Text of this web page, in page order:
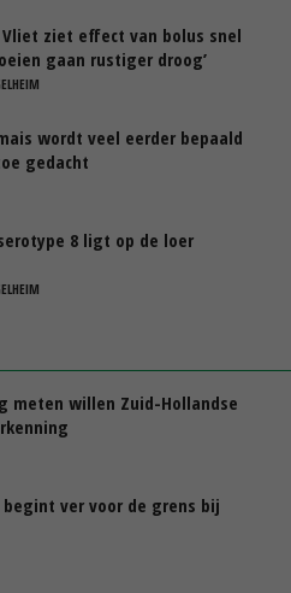
Vliet ziet effect van bolus snel
gaan rustiger droog’
wordt veel eerder bepaald
gedacht
8 ligt op de loer
meten willen Zuid-Hollandse
begint ver voor de grens bij